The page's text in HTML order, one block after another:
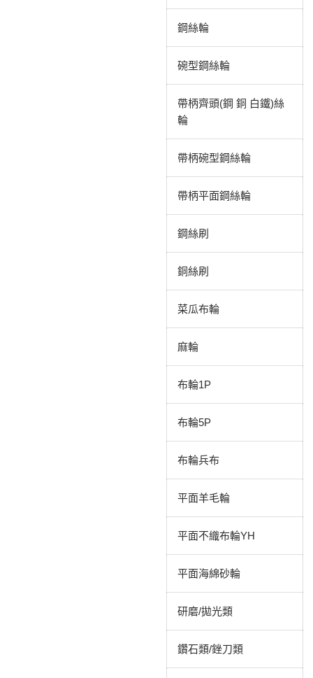
鋼絲輪
碗型鋼絲輪
帶柄齊頭(鋼 銅 白鐵)絲
輪
帶柄碗型鋼絲輪
帶柄平面鋼絲輪
鋼絲刷
銅絲刷
菜瓜布輪
麻輪
布輪1P
布輪5P
布輪兵布
平面羊毛輪
平面不織布輪YH
平面海綿砂輪
研磨/拋光類
鑽石類/銼刀類